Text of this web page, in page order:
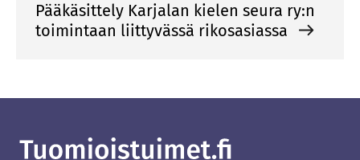
Pääkäsittely Karjalan kielen seura ry:n
toimintaan liittyvässä rikosasiassa